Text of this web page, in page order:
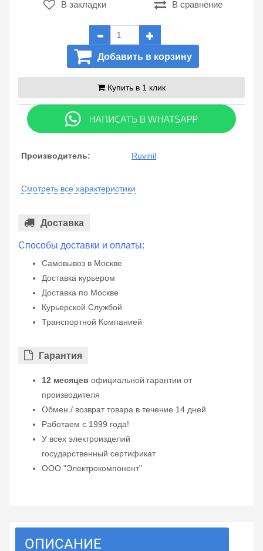
В закладки В сравнение
Добавить в корзину
Купить в 1 клик
Производитель: Ruvinil
Смотреть все характеристики
Доставка
Способы доставки и оплаты:
Самовывоз в Москве
Доставка курьером
Доставка по Москве
Курьерской Службой
Транспортной Компанией
Гарантия
12 месяцев официальной гарантии от
производителя
Обмен / возврат товара в течение 14 дней
Работаем с 1999 года!
У всех электроизделий
государственный сертификат
ООО "Электрокомпонент"
ОПИСАНИЕ